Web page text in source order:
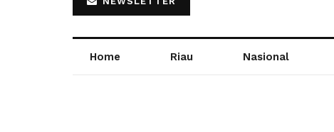
Home Riau Nasional